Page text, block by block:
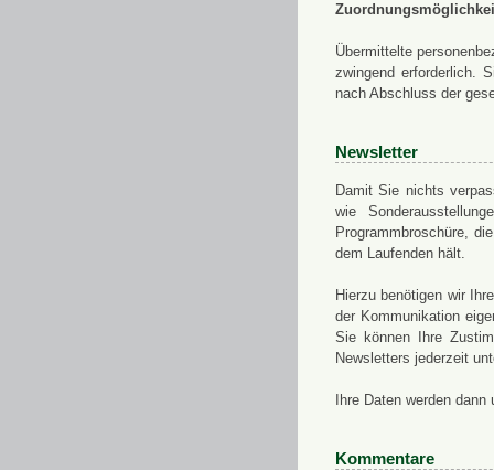
Übermittelte
zwingend erforderlich.
nach Abschluss der
Newsletter
Damit Sie nichts
wie
Programmbroschüre,
dem Laufenden hält.
Hierzu benötigen wir
der Kommunikation
Sie können Ihre
Newsletters jederzeit
Ihre Daten werden
Kommentare